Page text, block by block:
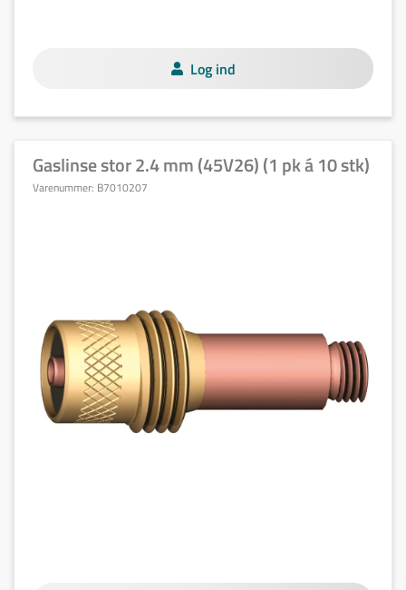
Log ind
Gaslinse stor 2.4 mm (45V26) (1 pk á 10 stk)
Varenummer: B7010207